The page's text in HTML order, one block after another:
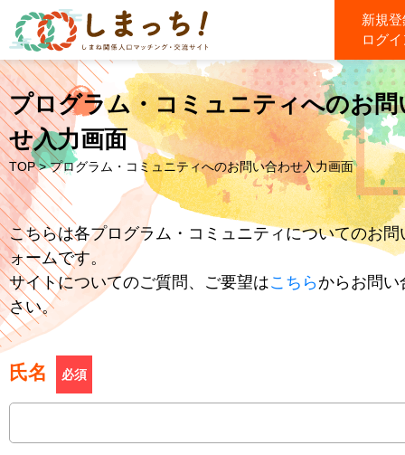
新規
ログ
プログラム・コミュニティへのお問
せ入力画面
TOP> プログラム・コミュニティへのお問い合わせ入力画面
こちらは各プログラム・コミュニティについてのお問
ォームです。
サイトについてのご質問、ご要望はこちらからお問い
さい。
氏名 必須